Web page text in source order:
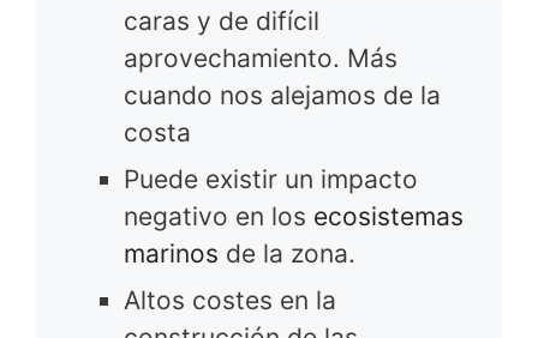
caras y de difícil
aprovechamiento. Más
cuando nos alejamos de la
costa
Puede existir un impacto
negativo en los ecosistemas
marinos de la zona.
Altos costes en la